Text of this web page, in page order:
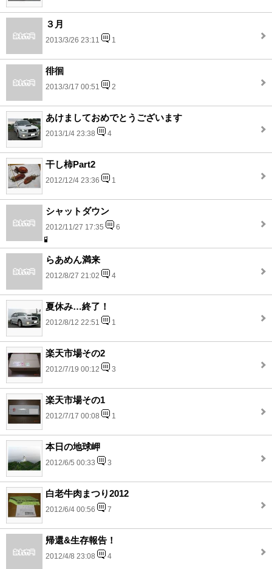
３月
2013/3/26 23:11 1
徘徊
2013/3/17 00:51 2
あけましておめでとうございます
2013/1/4 23:38 4
干し柿Part2
2012/12/4 23:36 1
シャットダウン
2012/11/27 17:35 6
らあめん満来
2012/8/27 21:02 4
夏休み…終了！
2012/8/12 22:51 1
楽天市場その2
2012/7/19 00:12 3
楽天市場その1
2012/7/17 00:08 1
本日の地球岬
2012/6/5 00:33 3
白老牛肉まつり2012
2012/6/4 00:56 7
帰還&生存報告！
2012/4/8 23:08 4